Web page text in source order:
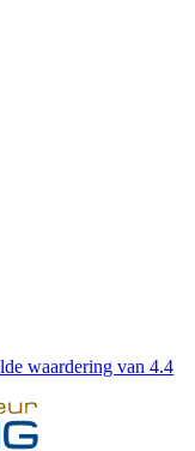
waardering van 4.4